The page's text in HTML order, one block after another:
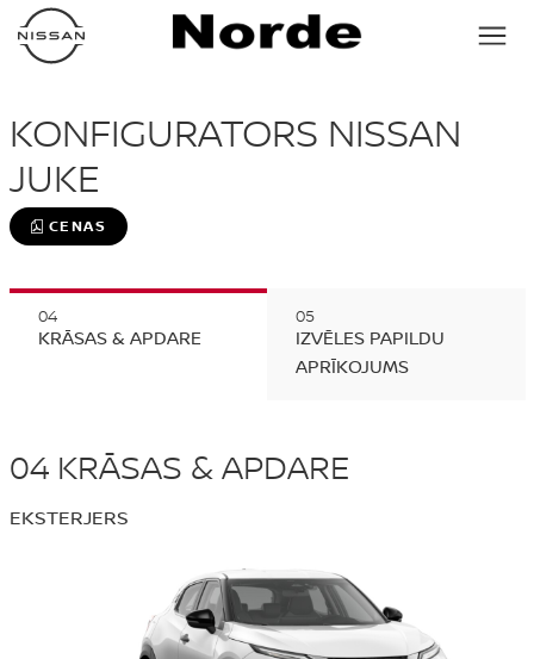
KONFIGURATORS NISSAN
JUKE
CENAS
KRĀSAS & APDARE
IZVĒLES PAPILDU
APRĪKOJUMS
04KRĀSAS & APDARE
EKSTERJERS